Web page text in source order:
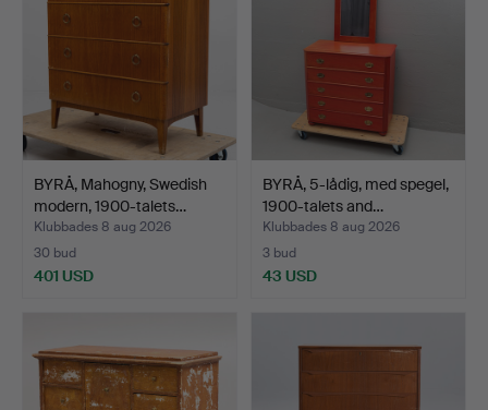
BYRÅ, Mahogny, Swedish
modern, 1900-talets…
Klubbades 8 aug 2026
30 bud
401 USD
BYRÅ, 5-lådig, med spegel,
1900-talets and…
Klubbades 8 aug 2026
3 bud
43 USD